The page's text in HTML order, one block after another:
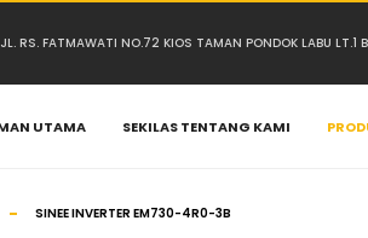
JL. RS. FATMAWATI NO.72 KIOS TAMAN PONDOK LABU LT.1
UTAMA SEKILAS TENTANG KAMI
SINEE INVERTER EM730-4R0-3B